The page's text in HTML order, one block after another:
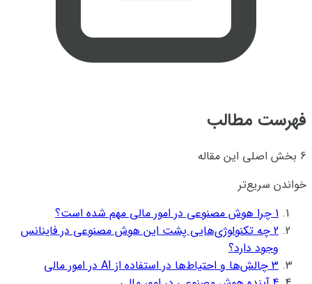
فهرست مطالب
6 بخش اصلی این مقاله
خواندن سریع‌تر
1 چرا هوش مصنوعی در امور مالی مهم شده است؟
2 چه تکنولوژی‌هایی پشت این هوش مصنوعی در فاینانس
وجود دارد؟
3 چالش‌ها و احتیاط‌ها در استفاده از AI در امور مالی